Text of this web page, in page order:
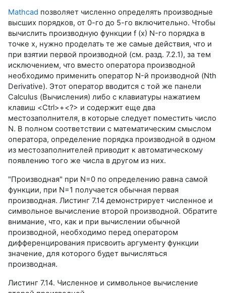
Mathcad позволяет численно определять производные
высших порядков, от 0-го до 5-го включительно. Чтобы
вычислить производную функции f (х) N-го порядка в
точке х, нужно проделать те же самые действия, что и
при взятии первой производной (см. разд. 7.2.1), за тем
исключением, что вместо оператора производной
необходимо применить оператор N-й производной (Nth
Derivative). Этот оператор вводится с той же панели
Calculus (Вычисления) либо с клавиатуры нажатием
клавиш <Ctrl>+<?> и содержит еще два
местозаполнителя, в которые следует поместить число
N. В полном соответствии с математическим смыслом
оператора, определение порядка производной в одном
из местозаполнителей приводит к автоматическому
появлению того же числа в другом из них.
"Производная" при N=0 по определению равна самой
функции, при N=1 получается обычная первая
производная. Листинг 7.14 демонстрирует численное и
символьное вычисление второй производной. Обратите
внимание, что, как и при вычислении обычной
производной, необходимо перед оператором
дифференцирования присвоить аргументу функции
значение, для которого будет вычисляться
производная.
Листинг 7.14. Численное и символьное вычисление